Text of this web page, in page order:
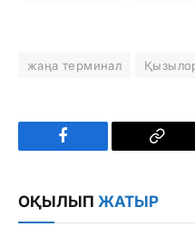
жаңа терминал
Facebook
Copy
ОҚЫЛЫП ЖАТЫР